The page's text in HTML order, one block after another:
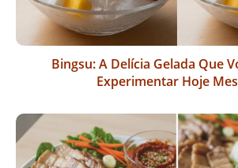
Bingsu: A Delícia Gelada Que
Experimentar Hoje